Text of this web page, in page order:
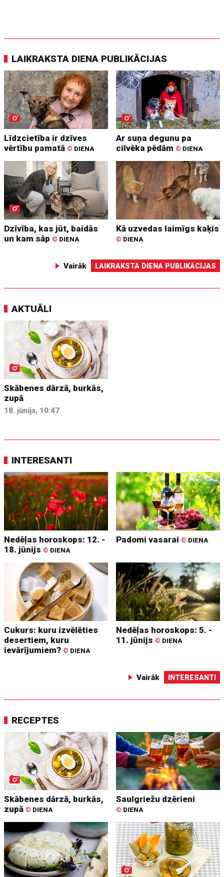
LAIKRAKSTA DIENA PUBLIKĀCIJAS
Līdzcietība ir dzīves
vērtību pamatā © DIENA
Ar suņa degunu pa
cilvēka pēdām © DIENA
Dzīvība, kas jūt, baidās
un kam sāp © DIENA
Kā uzvedas laimīgs kaķis
© DIENA
Vairāk LAIKRAKSTA DIENA PUBLIKĀCIJAS
AKTUĀLI
Skābenes dārzā, burkās,
zupā
18. jūnijs, 10:47
INTERESANTI
Nedēļas horoskops: 12. -
18. jūnijs © DIENA
Padomi vasarai © DIENA
Cukurs: kuru izvēlēties
desertiem, kuru
ievārījumiem? © DIENA
Nedēļas horoskops: 5. -
11. jūnijs © DIENA
Vairāk INTERESANTI
RECEPTES
Skābenes dārzā, burkās,
zupā © DIENA
Saulgriežu dzērieni
© DIENA